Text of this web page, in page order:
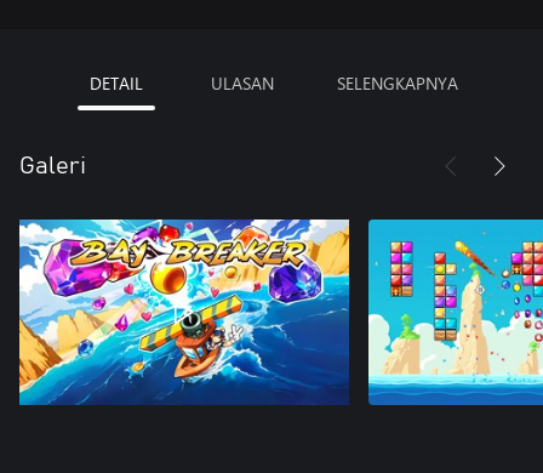
DETAIL ULASAN SELENGKAPNYA
Galeri